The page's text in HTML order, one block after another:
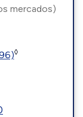
mercados)
◊